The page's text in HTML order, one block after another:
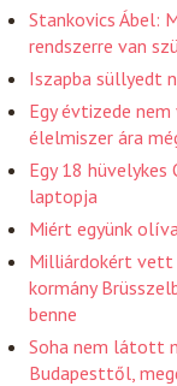
Stankovics Ábel:
rendszerre van
Iszapba süllyedt
Egy évtizede
élelmiszer ára
Egy 18
laptopja
Miért együnk
Milliárdokért vett
kormány
benne
Soha nem látott
Budapesttől,